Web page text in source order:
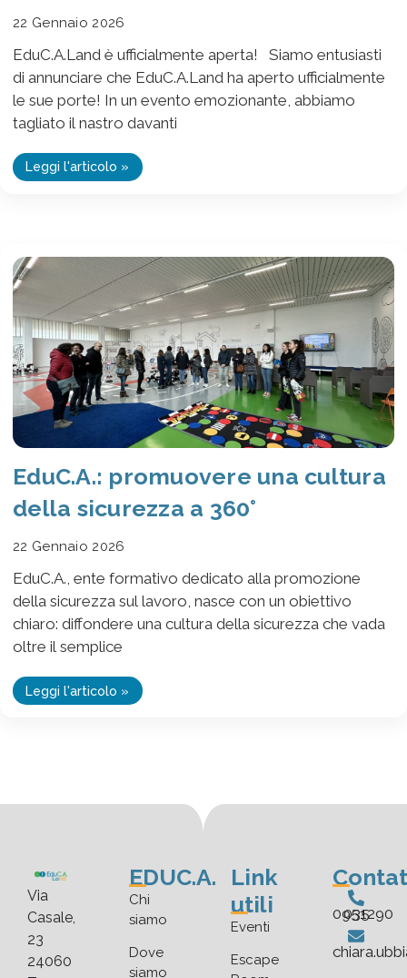
22 Gennaio 2026
EduC.A.Land è ufficialmente aperta! Siamo entusiasti
di annunciare che EduC.A.Land ha aperto ufficialmente
le sue porte! In un evento emozionante, abbiamo
tagliato il nastro davanti
Leggi l'articolo »
EduC.A.: promuovere una cultura
della sicurezza a 360°
22 Gennaio 2026
EduC.A., ente formativo dedicato alla promozione
della sicurezza sul lavoro, nasce con un obiettivo
chiaro: diffondere una cultura della sicurezza che vada
oltre il semplice
Leggi l'articolo »
Via
Casale,
23
24060
EDUC.A.
Chi
siamo
Dove
siamo
Link
utili
Eventi
Escape
035 0951290